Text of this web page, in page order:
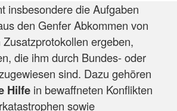
insbesondere die Aufgaben
den Genfer Abkommen von
ergeben,
die ihm durch Bundes- oder
sind. Dazu gehören
Hilfe in bewaffneten Konflikten
sowie